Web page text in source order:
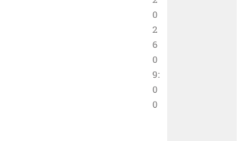
0
2
6
0
9:
0
0